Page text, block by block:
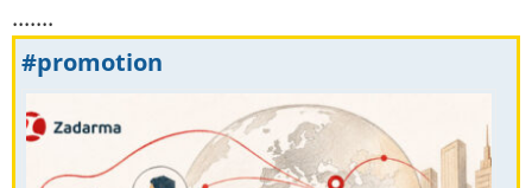
.......
#promotion